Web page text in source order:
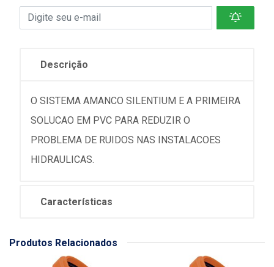
Descrição
O SISTEMA AMANCO SILENTIUM E A PRIMEIRA
SOLUCAO EM PVC PARA REDUZIR O
PROBLEMA DE RUIDOS NAS INSTALACOES
HIDRAULICAS.
Características
Produtos Relacionados